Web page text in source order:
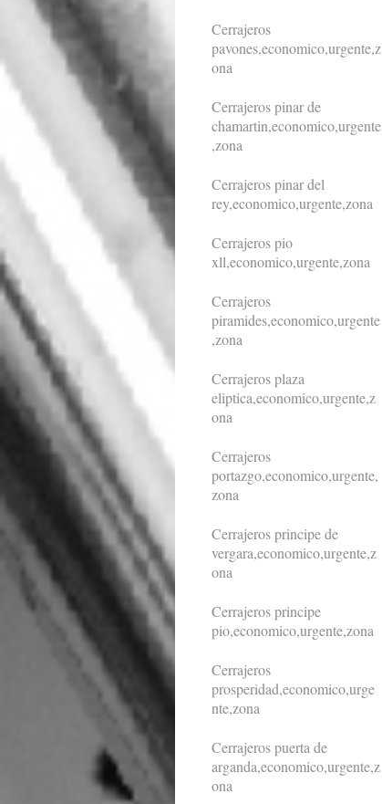
Cerrajeros
pavones,economico,urgente,z
ona
Cerrajeros pinar de
chamartin,economico,urgente
,zona
Cerrajeros pinar del
rey,economico,urgente,zona
Cerrajeros pio
xll,economico,urgente,zona
Cerrajeros
piramides,economico,urgente
,zona
Cerrajeros plaza
eliptica,economico,urgente,z
ona
Cerrajeros
portazgo,economico,urgente,
zona
Cerrajeros principe de
vergara,economico,urgente,z
ona
Cerrajeros principe
pio,economico,urgente,zona
Cerrajeros
prosperidad,economico,urge
nte,zona
Cerrajeros puerta de
arganda,economico,urgente,z
ona